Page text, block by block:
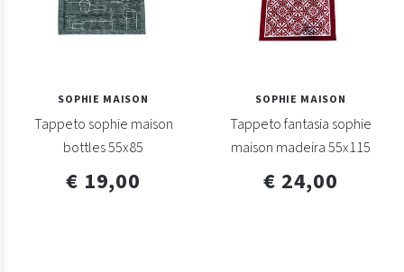
SOPHIE MAISON
Tappeto sophie maison
bottles 55x85
€ 19,00
SOPHIE MAISON
Tappeto fantasia sophie
maison madeira 55x115
€ 24,00